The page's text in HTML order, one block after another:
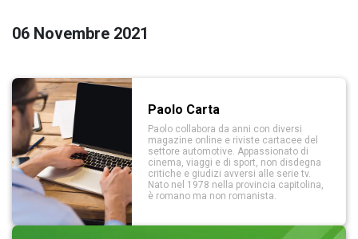
06 Novembre 2021
Paolo Carta
Paolo collabora da anni con diversi
magazine online e riviste cartacee del
settore automotive. Appassionato di
cinema, viaggi e di sport, non disdegna
critiche e giudizi avversi alle serie tv.
Nato nel 1978 nella provincia capitolina,
è romano ma non romanista.